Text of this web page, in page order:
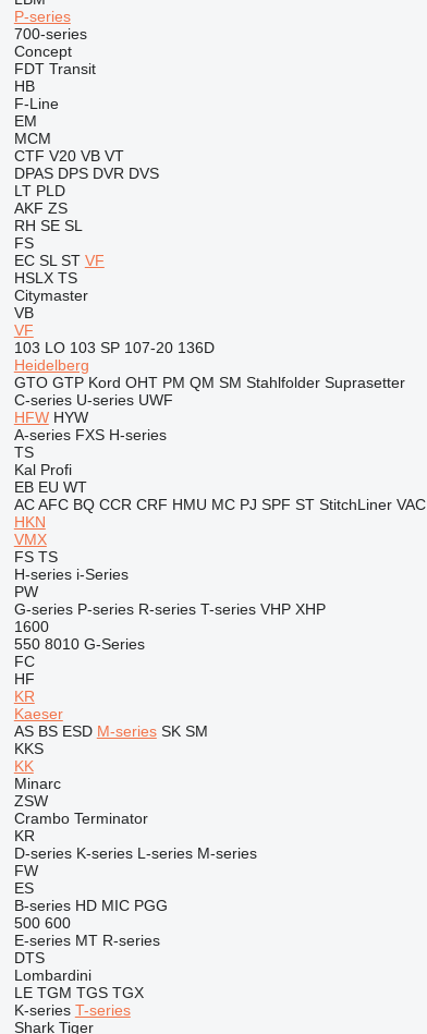
P-series
700-series
Concept
FDT Transit
HB
F-Line
EM
MCM
CTF V20 VB VT
DPAS DPS DVR DVS
LT PLD
AKF ZS
RH SE SL
FS
EC SL ST VF
HSLX TS
Citymaster
VB
VF
103 LO 103 SP 107-20 136D
Heidelberg
GTO GTP Kord OHT PM QM SM Stahlfolder Suprasetter
C-series U-series UWF
HFW HYW
A-series FXS H-series
TS
Kal Profi
EB EU WT
AC AFC BQ CCR CRF HMU MC PJ SPF ST StitchLiner VAC
HKN
VMX
FS TS
H-series i-Series
PW
G-series P-series R-series T-series VHP XHP
1600
550 8010 G-Series
FC
HF
KR
Kaeser
AS BS ESD M-series SK SM
KKS
KK
Minarc
ZSW
Crambo Terminator
KR
D-series K-series L-series M-series
FW
ES
B-series HD MIC PGG
500 600
E-series MT R-series
DTS
Lombardini
LE TGM TGS TGX
K-series T-series
Shark Tiger